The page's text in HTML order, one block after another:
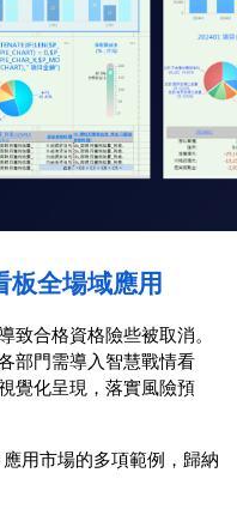
板全場域應用
致合格資格險些被取消。
部門需導入智慧戰情看
覺化呈現，落實風險預
用市場的多項範例，歸納